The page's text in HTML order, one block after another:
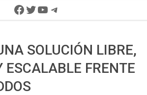
Facebook
Twitter
YouTube
Telegram
SOLUCIÓN LIBRE,
ESCALABLE FRENTE